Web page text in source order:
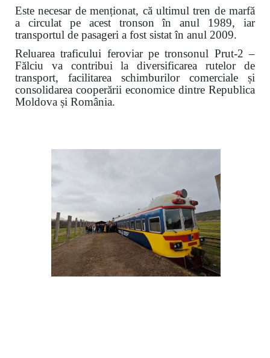
Este necesar de menționat, că ultimul tren de marfă
a circulat pe acest tronson în anul 1989, iar
transportul de pasageri a fost sistat în anul 2009.
Reluarea traficului feroviar pe tronsonul Prut-2 –
Fălciu va contribui la diversificarea rutelor de
transport, facilitarea schimburilor comerciale și
consolidarea cooperării economice dintre Republica
Moldova și România.